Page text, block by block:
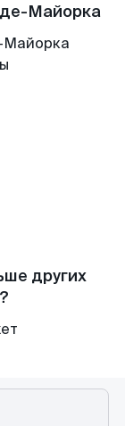
Майорка
Майорка
других